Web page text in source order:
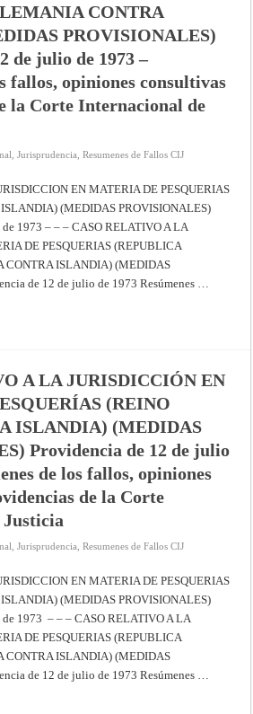
CONTRA
PROVISIONALES)
de julio de 1973 –
fallos, opiniones consultivas
la Corte Internacional de
,Jurisprudencia ,Resumenes de Fallos CIJ
EN MATERIA DE PESQUERIAS
(MEDIDAS PROVISIONALES)
1973 – – – CASO RELATIVO A LA
DE PESQUERIAS (REPUBLICA
CONTRA ISLANDIA) (MEDIDAS
de 12 de julio de 1973 Resúmenes …
A LA JURISDICCIÓN EN
(REINO
ISLANDIA) (MEDIDAS
Providencia de 12 de julio
de los fallos, opiniones
de la Corte
,Jurisprudencia ,Resumenes de Fallos CIJ
EN MATERIA DE PESQUERIAS
(MEDIDAS PROVISIONALES)
1973 – – – CASO RELATIVO A LA
DE PESQUERIAS (REPUBLICA
CONTRA ISLANDIA) (MEDIDAS
de 12 de julio de 1973 Resúmenes …